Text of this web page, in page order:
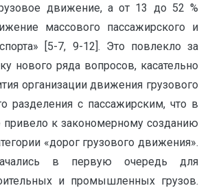
движение, а от 13 до 52 %
массового пассажирского и
[5-7, 9-12]. Это повлекло за
нового ряда вопросов, касательно
организации движения грузового
разделения с пассажирским, что в
привело к закономерному созданию
«дорог грузового движения».
в первую очередь для
и промышленных грузов.